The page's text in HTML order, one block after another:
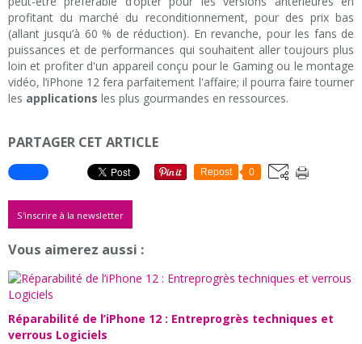
profitant du marché du reconditionnement, pour des prix bas
(allant jusqu’à 60 % de réduction). En revanche, pour les fans de
puissances et de performances qui souhaitent aller toujours plus
loin et profiter d'un appareil conçu pour le Gaming ou le montage
vidéo, l’iPhone 12 fera parfaitement l'affaire; il pourra faire tourner
les applications les plus gourmandes en ressources.
PARTAGER CET ARTICLE
Repost 0
S'inscrire à la newsletter
Vous aimerez aussi :
Réparabilité de l’iPhone 12 : Entreprogrès techniques et
verrous Logiciels